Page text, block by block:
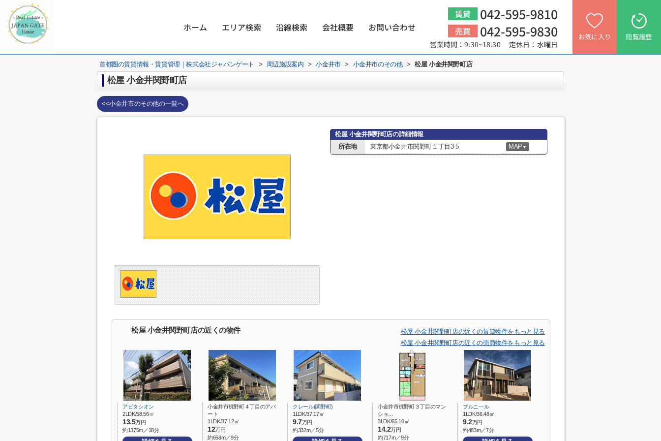
ホーム エリア検索 沿線検索 会社概要 お問い合わせ
賃貸 042-595-9810
売買 042-595-9830
営業時間：9:30~18:30 定休日：水曜日
お気に入り 閲覧履歴
首都圏の賃貸情報・賃貸管理｜株式会社ジャパンゲート > 周辺施設案内 > 小金井市 > 小金井市のその他 > 松屋 小金井関野町店
松屋 小金井関野町店
<<小金井市のその他の一覧へ
松屋 小金井関野町店の詳細情報
所在地
東京都小金井市関野町１丁目3-5 MAP ▼
松屋 小金井関野町店の近くの物件
松屋 小金井関野町店の近くの賃貸物件をもっと見る
松屋 小金井関野町店の近くの売買物件をもっと見る
アビタシオン
2LDK/58.56㎡
13.5万円
約1375m／18分
小金井市梶野町４丁目のアパ
ート
1LDK/37.12㎡
12万円
約658m／9分
クレール(関野町)
1LDK/37.17㎡
9.7万円
約332m／5分
小金井市梶野町３丁目のマン
ショ…
3LDK/65.10㎡
14.2万円
約717m／9分
プルニ―ル
1LDK/36.48㎡
9.2万円
約483m／7分